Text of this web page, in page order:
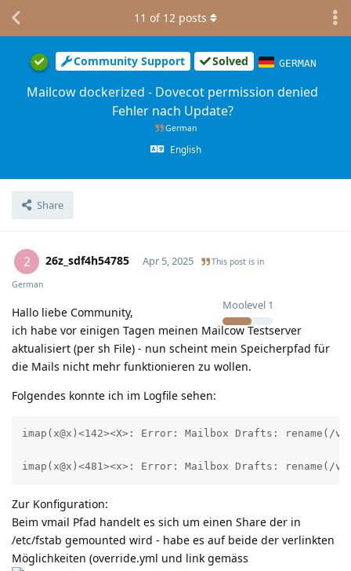
Community Support Solved GERMAN
Mailcow dockerized - Dovecot permission denied
Fehler nach Update?
German
English
Share
11 of 12 posts
2 26z_sdf4h54785
Moolevel 1
Apr 5, 2025 This post is in
German
Hallo liebe Community,
ich habe vor einigen Tagen meinen Mailcow Testserver
aktualisiert (per sh File) - nun scheint mein Speicherpfad für
die Mails nicht mehr funktionieren zu wollen.
Folgendes konnte ich im Logfile sehen:
imap(x@x)<142><X>: Error: Mailbox Drafts:
imap(x@x)<481><x>: Error: Mailbox Drafts:
Zur Konfiguration:
Beim vmail Pfad handelt es sich um einen Share der in
/etc/fstab gemounted wird - habe es auf beide der verlinkten
Möglichkeiten (override.yml und link gemäss